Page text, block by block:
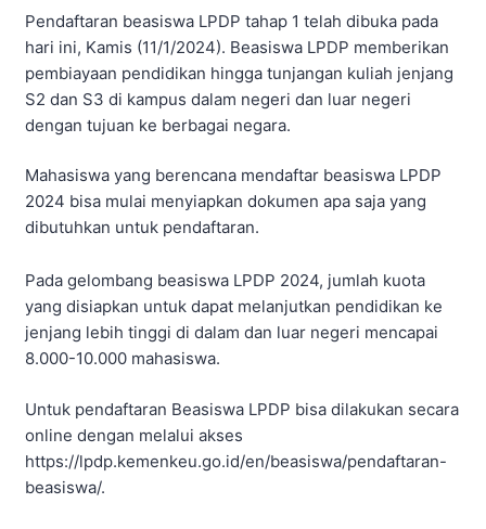
Pendaftaran beasiswa LPDP tahap 1 telah dibuka pada
hari ini, Kamis (11/1/2024). Beasiswa LPDP memberikan
pembiayaan pendidikan hingga tunjangan kuliah jenjang
S2 dan S3 di kampus dalam negeri dan luar negeri
dengan tujuan ke berbagai negara.
Mahasiswa yang berencana mendaftar beasiswa LPDP
2024 bisa mulai menyiapkan dokumen apa saja yang
dibutuhkan untuk pendaftaran.
Pada gelombang beasiswa LPDP 2024, jumlah kuota
yang disiapkan untuk dapat melanjutkan pendidikan ke
jenjang lebih tinggi di dalam dan luar negeri mencapai
8.000-10.000 mahasiswa.
Untuk pendaftaran Beasiswa LPDP bisa dilakukan secara
online dengan melalui akses
https://lpdp.kemenkeu.go.id/en/beasiswa/pendaftaran-
beasiswa/.